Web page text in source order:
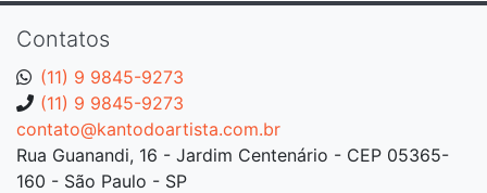
Contatos
(11) 9 9845-9273
(11) 9 9845-9273
contato@kantodoartista.com.br
Rua Guanandi, 16 - Jardim Centenário - CEP 05365-
160 - São Paulo - SP